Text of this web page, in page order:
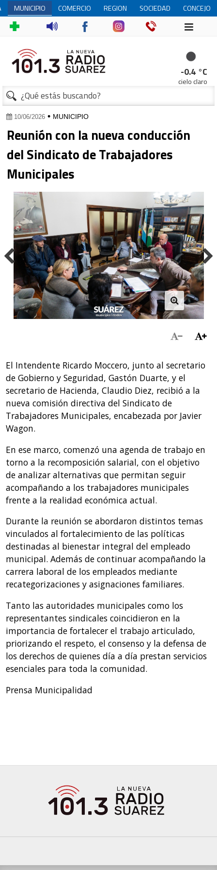
MUNICIPIO COMERCIO REGION SOCIEDAD
CONCEJO
-0.4 °C
cielo claro
10/06/2026• MUNICIPIO
Reunión con la nueva conducción
del Sindicato de Trabajadores
Municipales
El Intendente Ricardo Moccero, junto al secretario
de Gobierno y Seguridad, Gastón Duarte, y el
secretario de Hacienda, Claudio Diez, recibió a la
nueva comisión directiva del Sindicato de
Trabajadores Municipales, encabezada por Javier
Wagon.
En ese marco, comenzó una agenda de trabajo en
torno a la recomposición salarial, con el objetivo
de analizar alternativas que permitan seguir
acompañando a los trabajadores municipales
frente a la realidad económica actual.
Durante la reunión se abordaron distintos temas
vinculados al fortalecimiento de las políticas
destinadas al bienestar integral del empleado
municipal. Además de continuar acompañando la
carrera laboral de los empleados mediante
recategorizaciones y asignaciones familiares.
Tanto las autoridades municipales como los
representantes sindicales coincidieron en la
importancia de fortalecer el trabajo articulado,
priorizando el respeto, el consenso y la defensa de
los derechos de quienes día a día prestan servicios
esenciales para toda la comunidad.
Prensa Municipalidad